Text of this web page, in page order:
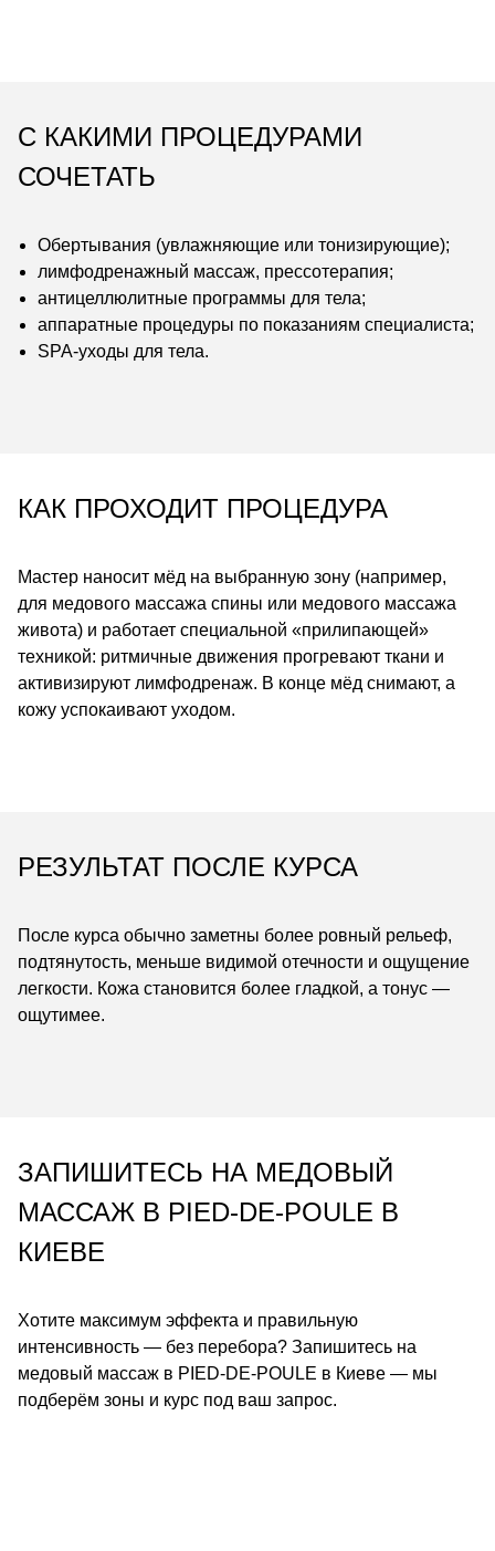
С КАКИМИ ПРОЦЕДУРАМИ
СОЧЕТАТЬ
Обертывания (увлажняющие или тонизирующие);
лимфодренажный массаж, прессотерапия;
антицеллюлитные программы для тела;
аппаратные процедуры по показаниям специалиста;
SPA-уходы для тела.
КАК ПРОХОДИТ ПРОЦЕДУРА
Мастер наносит мёд на выбранную зону (например,
для медового массажа спины или медового массажа
живота) и работает специальной «прилипающей»
техникой: ритмичные движения прогревают ткани и
активизируют лимфодренаж. В конце мёд снимают, а
кожу успокаивают уходом.
РЕЗУЛЬТАТ ПОСЛЕ КУРСА
После курса обычно заметны более ровный рельеф,
подтянутость, меньше видимой отечности и ощущение
легкости. Кожа становится более гладкой, а тонус —
ощутимее.
ЗАПИШИТЕСЬ НА МЕДОВЫЙ
МАССАЖ В PIED-DE-POULE В
КИЕВЕ
Хотите максимум эффекта и правильную
интенсивность — без перебора? Запишитесь на
медовый массаж в PIED-DE-POULE в Киеве — мы
подберём зоны и курс под ваш запрос.